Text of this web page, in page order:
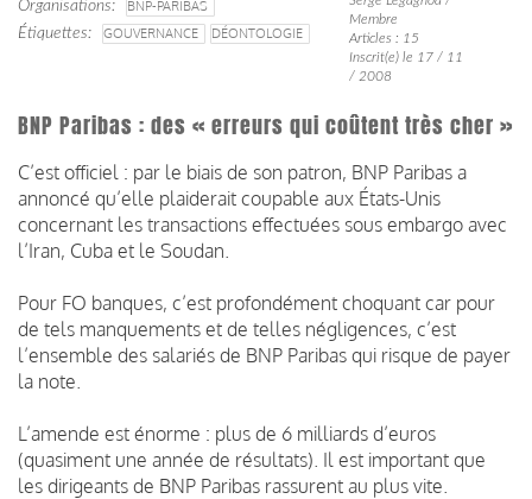
Organisations
BNP-PARIBAS
Étiquettes
GOUVERNANCE DÉONTOLOGIE
Membre
Articles : 15
Inscrit(e) le 17 / 11
/ 2008
BNP Paribas : des « erreurs qui coûtent très cher »
C’est officiel : par le biais de son patron, BNP Paribas a
annoncé qu’elle plaiderait coupable aux États-Unis
concernant les transactions effectuées sous embargo avec
l’Iran, Cuba et le Soudan.
Pour FO banques, c’est profondément choquant car pour
de tels manquements et de telles négligences, c’est
l’ensemble des salariés de BNP Paribas qui risque de payer
la note.
L’amende est énorme : plus de 6 milliards d’euros
(quasiment une année de résultats). Il est important que
les dirigeants de BNP Paribas rassurent au plus vite.